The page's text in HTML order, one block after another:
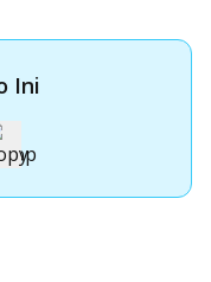
Ini